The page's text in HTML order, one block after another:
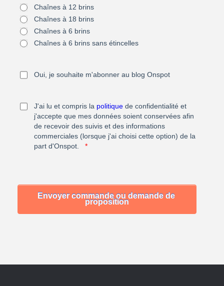
Chaînes à 12 brins
Chaînes à 18 brins
Chaînes à 6 brins
Chaînes à 6 brins sans étincelles
Oui, je souhaite m'abonner au blog Onspot
J'ai lu et compris la politique de confidentialité et
j'accepte que mes données soient conservées afin
de recevoir des suivis et des informations
commerciales (lorsque j'ai choisi cette option) de la
part d'Onspot.
*